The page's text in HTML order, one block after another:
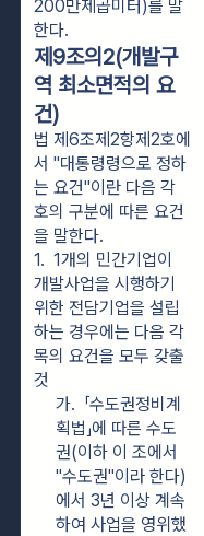
200만제곱미터)를 말
한다.
제9조의2(개발구
역 최소면적의 요
건)
법 제6조제2항제2호에
서 "대통령령으로 정하
는 요건"이란 다음 각
호의 구분에 따른 요건
을 말한다.
1.  1개의 민간기업이
개발사업을 시행하기
위한 전담기업을 설립
하는 경우에는 다음 각
목의 요건을 모두 갖출
것
가.  「수도권정비계
획법」에 따른 수도
권(이하 이 조에서
"수도권"이라 한다)
에서 3년 이상 계속
하여 사업을 영위했